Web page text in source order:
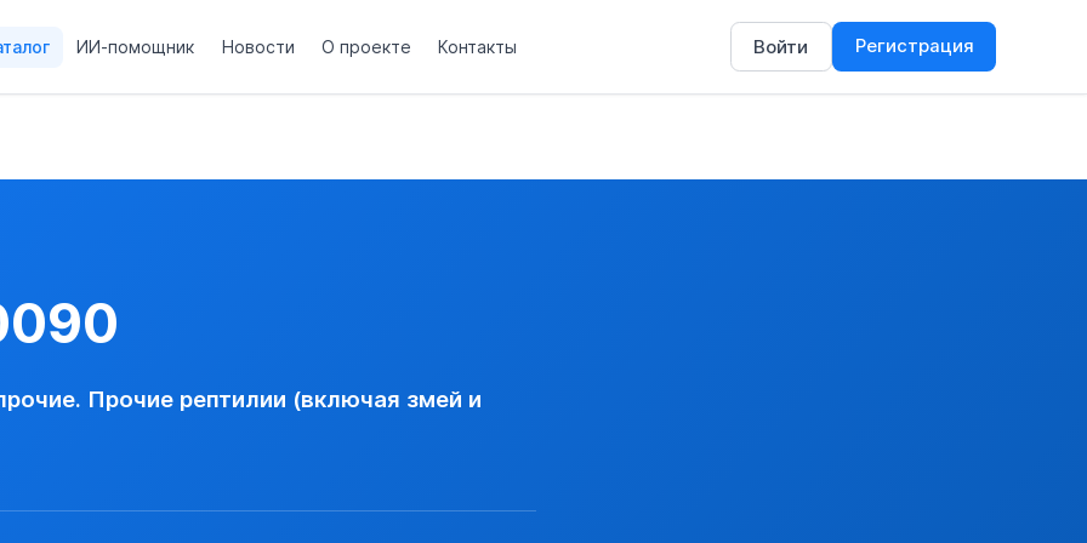
из РФ, при вывозе в Республику Абхазию по номенклатуре и в объеме, которые устанавливаются в
о международной торговле видами дикой фауны и флоры, находящимися под угрозой исчезновения, от 3 марта
ИИ-помощник Новости О проекте Контакты Войти Регистрация
Прочие рептилии (включая змей и